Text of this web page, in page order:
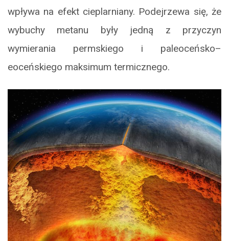
wpływa na efekt cieplarniany. Podejrzewa się, że
wybuchy metanu były jedną z przyczyn
wymierania permskiego i paleoceńsko–
eoceńskiego maksimum termicznego.